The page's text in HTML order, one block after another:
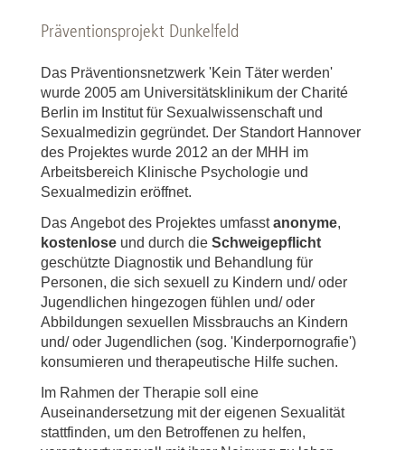
Präventionsprojekt Dunkelfeld
Das Präventionsnetzwerk 'Kein Täter werden'
wurde 2005 am Universitätsklinikum der Charité
Berlin im Institut für Sexualwissenschaft und
Sexualmedizin gegründet. Der Standort Hannover
des Projektes wurde 2012 an der MHH im
Arbeitsbereich Klinische Psychologie und
Sexualmedizin eröffnet.
Das Angebot des Projektes umfasstanonyme,
kostenlose und durch die Schweigepflicht
geschützte Diagnostik und Behandlung für
Personen, die sich sexuell zu Kindern und/ oder
Jugendlichen hingezogen fühlen und/ oder
Abbildungen sexuellen Missbrauchs an Kindern
und/ oder Jugendlichen (sog. 'Kinderpornografie')
konsumieren und therapeutische Hilfe suchen.
Im Rahmen der Therapie soll eine
Auseinandersetzung mit der eigenen Sexualität
stattfinden, um den Betroffenen zu helfen,